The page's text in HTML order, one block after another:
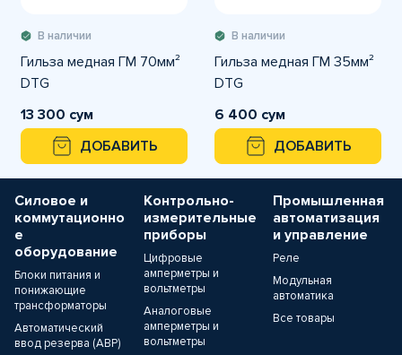
В наличии
Гильза медная ГМ 70мм²
DTG
13 300 сум
ДОБАВИТЬ
В наличии
Гильза медная ГМ 35мм²
DTG
6 400 сум
ДОБАВИТЬ
Силовое и
коммутационно
е
оборудование
Блоки питания и
понижающие
трансформаторы
Автоматический
ввод резерва (АВР)
Контрольно-
измерительные
приборы
Цифровые
амперметры и
вольтметры
Аналоговые
амперметры и
вольтметры
Промышленная
автоматизация
и управление
Реле
Модульная
автоматика
Все товары